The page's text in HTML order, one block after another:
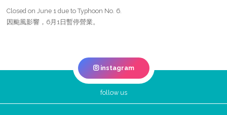
Closed on June 1 due to Typhoon No. 6.
因颱風影響，6月1日暫停營業。
instagram
follow us